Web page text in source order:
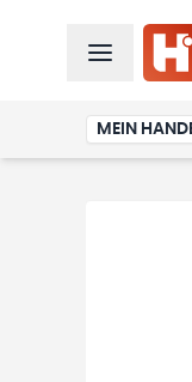
MEIN